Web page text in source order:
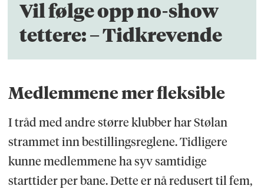
Vil følge opp no-show
tettere: – Tidkrevende
Medlemmene mer fleksible
I tråd med andre større klubber har Stølan
strammet inn bestillingsreglene. Tidligere
kunne medlemmene ha syv samtidige
starttider per bane. Dette er nå redusert til fem,